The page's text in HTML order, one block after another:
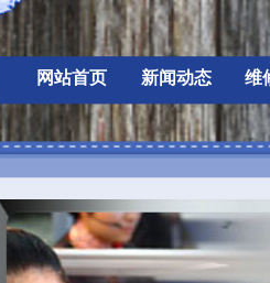
新闻动态 维修常识 维修项目 服务